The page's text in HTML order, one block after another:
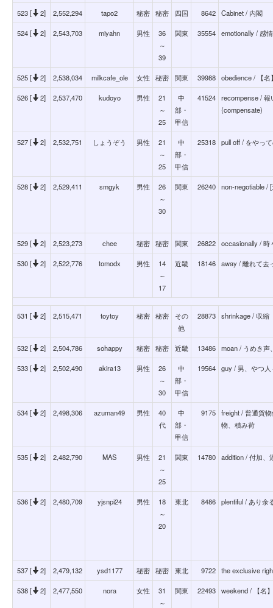
523 [ 2] 2,552,294 tapo2 秘密 秘密 四国 8642 Cabinet / 内閣
524 [ 2] 2,543,703 miyahn 男性
36
～
39
関東 35554 emotionally / 感
525 [ 2] 2,538,034 milkcafe_ole 女性 秘密 関東 39988 obedience / 【
526 [ 2] 2,537,470 kudoyo 男性
21
～
25
中
部・
甲信
41524 recompense /
(compensate)
527 [ 2] 2,532,751 しょうぞう 男性
21
～
25
中
部・
甲信
25318 pull off / をやっ
528 [ 2] 2,529,411 smgyk 男性
26
～
30
関東 26240 non-negotiable /
529 [ 2] 2,523,273 chee 秘密 秘密 関東 26822 occasionally / 時
530 [ 2] 2,522,776 tomodx 男性
14
～
17
近畿 18146 away / 離れて去
531 [ 2] 2,515,471 toytoy 秘密 秘密
その
他
28873 shrinkage / 収縮
532 [ 2] 2,504,786 sohappy 秘密 秘密 近畿 13486 moan / うめき声
533 [ 2] 2,502,490 akira13 男性
26
～
30
中
部・
甲信
19564 guy / 男、やつ
534 [ 2] 2,498,306 azuman49 男性
40
代
中
部・
甲信
9175 freight / 普通貨
物、積み荷
535 [ 2] 2,482,790 MAS 男性
21
～
25
関東 14780 addition / 付加、
536 [ 2] 2,480,709 yjsnpi24 男性
18
～
20
東北 8486 plentiful / あり余
537 [ 2] 2,479,132 ysd1177 秘密 秘密 東北 9722 the exclusive
538 [ 2] 2,477,550 nora 女性
31
～
関東 22493 weekend / 【名